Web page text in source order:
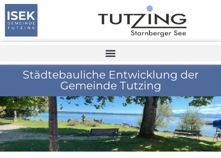
Städtebauliche Entwicklung der
Gemeinde Tutzing